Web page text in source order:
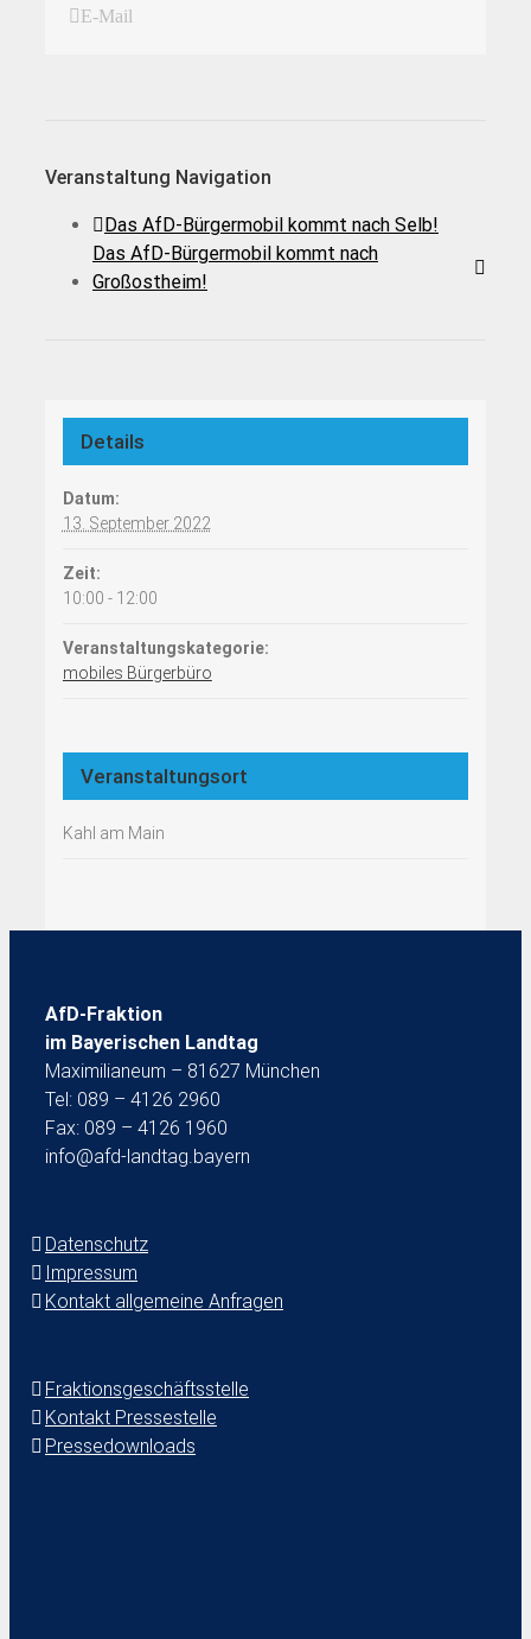
E-Mail
Veranstaltung Navigation
Das AfD-Bürgermobil kommt nach Selb!
Das AfD-Bürgermobil kommt nach
Großostheim!
Details
Datum:
13. September 2022
Zeit:
10:00 - 12:00
Veranstaltungskategorie:
mobiles Bürgerbüro
Veranstaltungsort
Kahl am Main
AfD-Fraktion
im Bayerischen Landtag
Maximilianeum – 81627 München
Tel: 089 – 4126 2960
Fax: 089 – 4126 1960
info@afd-landtag.bayern
Datenschutz
Impressum
Kontakt allgemeine Anfragen
Fraktionsgeschäftsstelle
Kontakt Pressestelle
Pressedownloads